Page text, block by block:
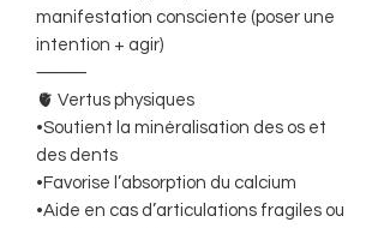
manifestation consciente (poser une
intention + agir)
⸻
🫀 Vertus physiques
•Soutient la minéralisation des os et
des dents
•Favorise l’absorption du calcium
•Aide en cas d’articulations fragiles ou